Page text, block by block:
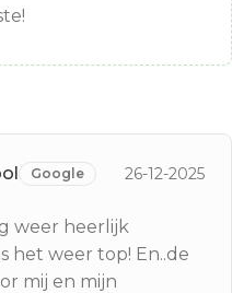
Google 26-12-2025
weer heerlijk
het weer top! En..de
mij en mijn